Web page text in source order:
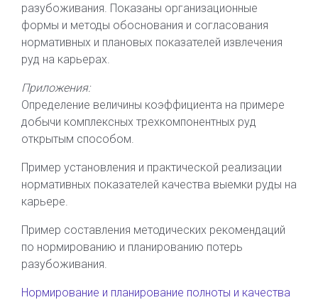
разубоживания. Показаны организационные
формы и методы обоснования и согласования
нормативных и плановых показателей извлечения
руд на карьерах.
Приложения:
Определение величины коэффициента на примере
добычи комплексных трехкомпонентных руд
открытым способом.
Пример установления и практической реализации
нормативных показателей качества выемки руды на
карьере.
Пример составления методических рекомендаций
по нормированию и планированию потерь
разубоживания.
Нормирование и планирование полноты и качества